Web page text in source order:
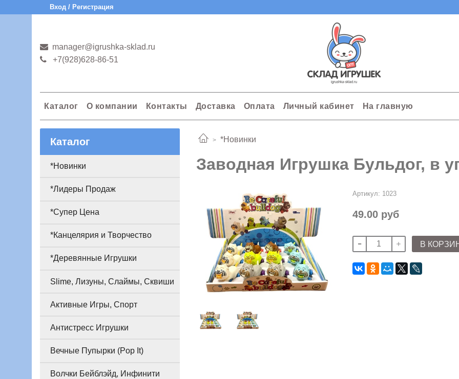
Вход / Регистрация
manager@igrushka-sklad.ru
+7(928)628-86-51
Каталог О компании Контакты Доставка Оплата Личный кабинет На главную
*Новинки
Заводная Игрушка Бульдог, в
Артикул: 1023
49.00 руб
В
Каталог
*Новинки
*Лидеры Продаж
*Супер Цена
*Канцелярия и Творчество
*Деревянные Игрушки
Slime, Лизуны, Слаймы, Сквиши
Активные Игры, Спорт
Антистресс Игрушки
Вечные Пупырки (Pop It)
Волчки Бейблэйд, Инфинити